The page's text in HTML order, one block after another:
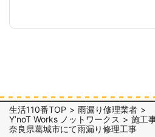
生活110番TOP
雨漏り修理業者
Y’noT Works ノットワークス
施工
奈良県葛城市にて雨漏り修理工事